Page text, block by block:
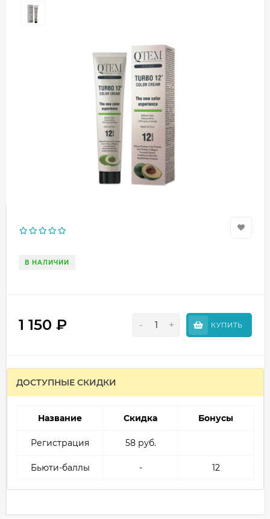
В НАЛИЧИИ
1 150 ₽ - + КУПИТЬ
ДОСТУПНЫЕ СКИДКИ
Название Скидка Бонусы
Регистрация 58 руб.
Бьюти-баллы - 12